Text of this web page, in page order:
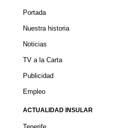
Portada
Nuestra historia
Noticias
TV a la Carta
Publicidad
Empleo
ACTUALIDAD INSULAR